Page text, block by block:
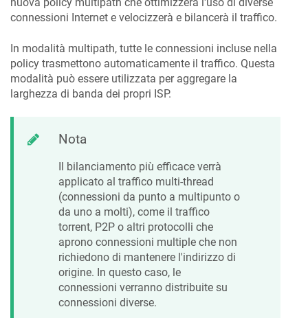
nuova policy multipath che ottimizzerà l'uso di diverse
connessioni Internet e velocizzerà e bilancerà il traffico.
In modalità multipath, tutte le connessioni incluse nella
policy trasmettono automaticamente il traffico. Questa
modalità può essere utilizzata per aggregare la
larghezza di banda dei propri ISP.
Nota
Il bilanciamento più efficace verrà
applicato al traffico multi-thread
(connessioni da punto a multipunto o
da uno a molti), come il traffico
torrent, P2P o altri protocolli che
aprono connessioni multiple che non
richiedono di mantenere l'indirizzo di
origine. In questo caso, le
connessioni verranno distribuite su
connessioni diverse.